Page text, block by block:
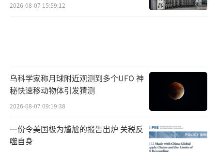
2026-08-07 15:59:12
乌科学家称月球附近观测到多个UFO 神
秘快速移动物体引发猜测
2026-08-07 09:19:38
一份令美国极为尴尬的报告出炉 关税反
噬自身